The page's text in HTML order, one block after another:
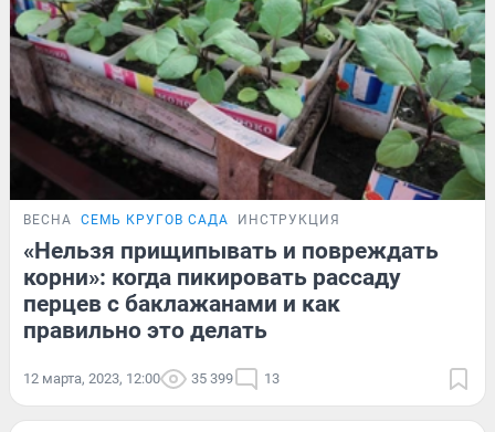
ВЕСНА СЕМЬ КРУГОВ САДА ИНСТРУКЦИЯ
«Нельзя прищипывать и повреждать
корни»: когда пикировать рассаду
перцев с баклажанами и как
правильно это делать
12 марта, 2023, 12:00 35 399 13